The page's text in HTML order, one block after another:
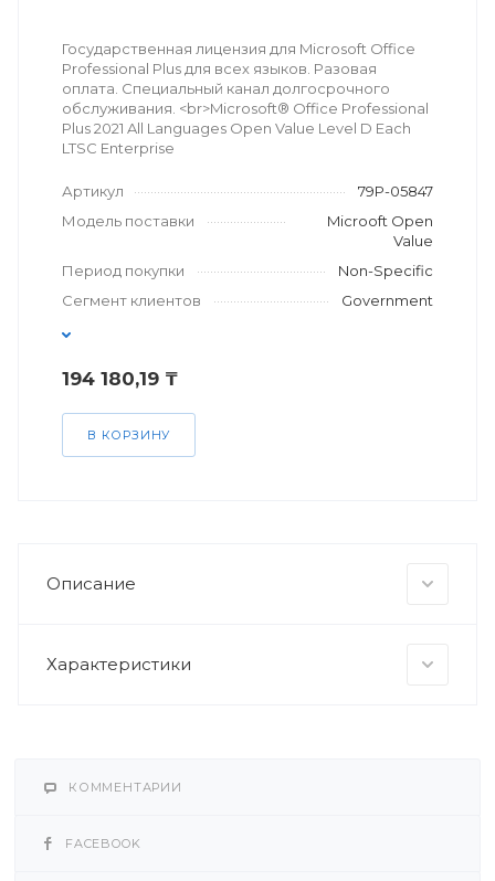
Государственная лицензия для Microsoft Office
Professional Plus для всех языков. Разовая
оплата. Специальный канал долгосрочного
обслуживания. <br>Microsoft® Office Professional
Plus 2021 All Languages Open Value Level D Each
LTSC Enterprise
Артикул
79P-05847
Модель поставки
Microoft Open
Value
Период покупки
Non-Specific
Сегмент клиентов
Government
194 180,19 ₸
В КОРЗИНУ
Описание
Характеристики
КОММЕНТАРИИ
FACEBOOK